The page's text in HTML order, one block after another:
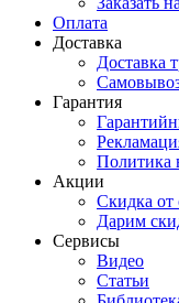
Оплата
Доставка
Доставка
Гарантия
Политика
Акции
Скидка от
Дарим
Сервисы
Видео
Статьи